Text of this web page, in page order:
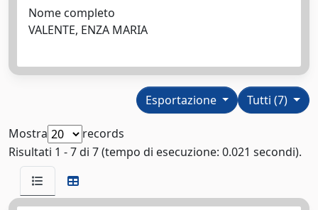
Nome completo
VALENTE, ENZA MARIA
Tutti (7)
Esportazione
Mostra
records
Risultati 1 - 7 di 7 (tempo di esecuzione: 0.021 secondi).